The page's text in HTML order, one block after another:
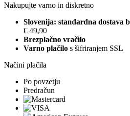
Nakupujte varno in diskretno
Slovenija: standardna dostava
€ 49,90
Brezplačno vračilo
Varno plačilo s šifriranjem SSL
Načini plačila
Po povzetju
Predračun